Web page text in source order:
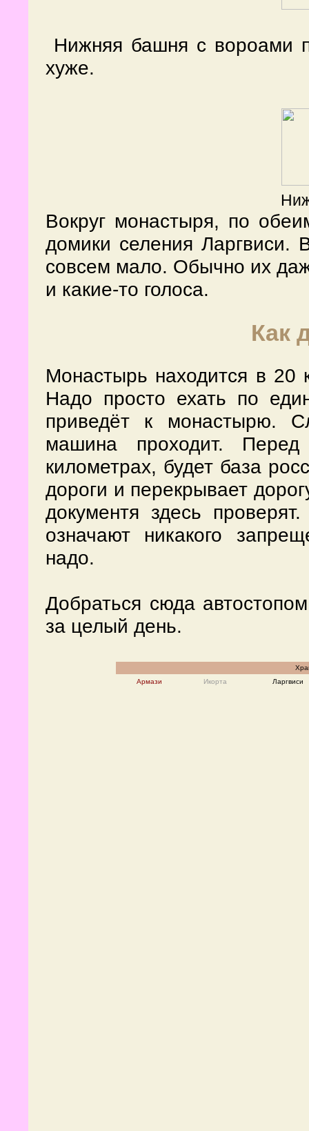
Нижняя башня с вороами
хуже.
Вокруг монастыря, по
домики селения
совсем мало. Обычно их
и какие-то голоса.
Как
Монастырь находится в 20
Надо просто ехать по
приведёт к монастырю.
машина проходит.
километрах, будет база
дороги и перекрывает
документя здесь
означают никакого
надо.
Добраться сюда
за целый день.
Армази
Икорта Ларгвиси